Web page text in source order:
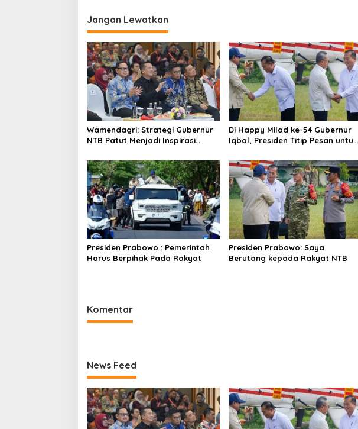
Jangan Lewatkan
Wamendagri: Strategi Gubernur
NTB Patut Menjadi Inspirasi
Di Happy Milad ke-54 Gubernur
Iqbal, Presiden Titip Pesan untuk
Presiden Prabowo : Pemerintah
Harus Berpihak Pada Rakyat
Presiden Prabowo: Saya
Berutang kepada Rakyat NTB
Komentar
News Feed